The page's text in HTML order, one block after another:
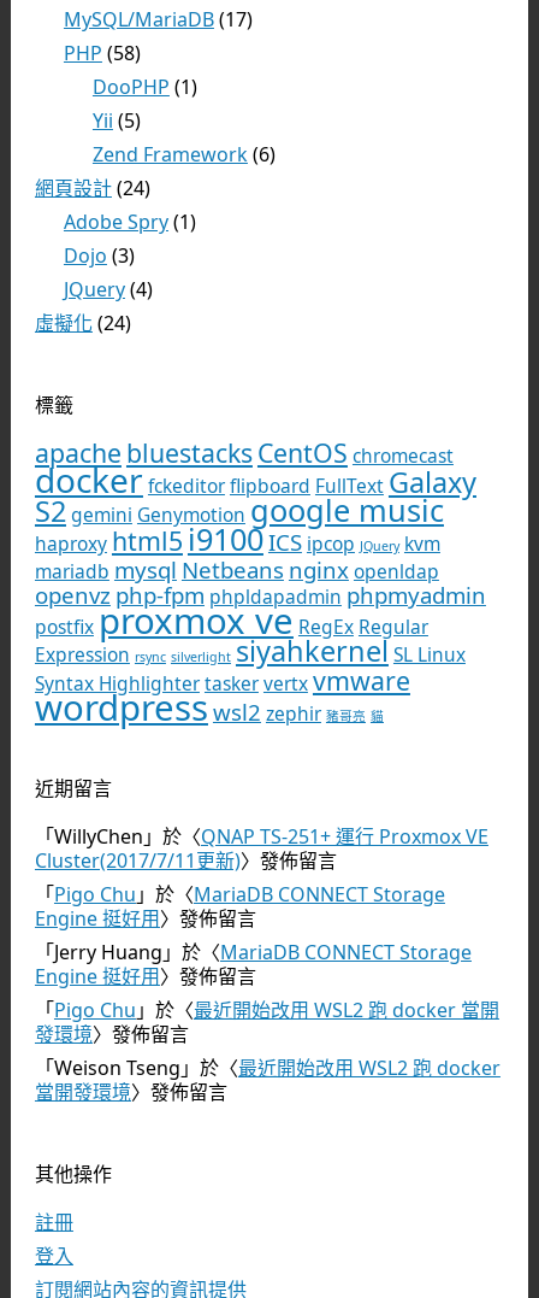
MySQL/MariaDB(17)
PHP (58)
DooPHP (1)
Yii (5)
Zend Framework(6)
網頁設計(24)
Adobe Spry(1)
Dojo (3)
JQuery(4)
虛擬化(24)
標籤
apache bluestacksCentOS chromecast
dockerfckeditorflipboard FullText Galaxy
S2gemini Genymotion google music
haproxy html5 i9100ICS ipcop JQuery kvm
mariadb mysql Netbeans nginxopenldap
openvz php-fpm phpldapadmin phpmyadmin
postfixproxmox ve RegEx Regular
Expression rsync silverlight siyahkernelSL Linux
Syntax Highlightertaskervertxvmware
wordpresswsl2 zephir 豬哥亮 貓
近期留言
「WillyChen 」於〈QNAP TS-251+ 運行 Proxmox VE
Cluster(2017/7/11更新)〉發佈留言
「Pigo Chu 」於〈MariaDB CONNECT Storage
Engine 挺好用〉發佈留言
「Jerry Huang 」於〈MariaDB CONNECT Storage
Engine 挺好用〉發佈留言
「Pigo Chu 」於〈最近開始改用 WSL2 跑 docker 當開
發環境〉發佈留言
「Weison Tseng 」於〈最近開始改用 WSL2 跑 docker
當開發環境〉發佈留言
其他操作
註冊
登入
訂閱網站內容的資訊提供